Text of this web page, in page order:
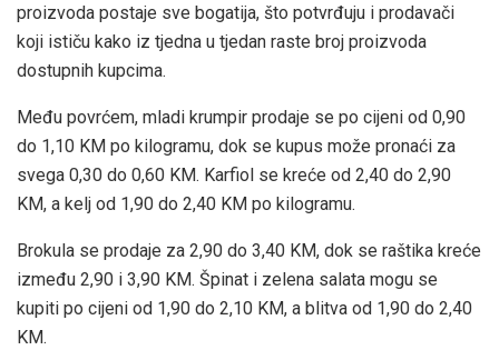
proizvoda postaje sve bogatija, što potvrđuju i prodavači
koji ističu kako iz tjedna u tjedan raste broj proizvoda
dostupnih kupcima.
Među povrćem, mladi krumpir prodaje se po cijeni od 0,90
do 1,10 KM po kilogramu, dok se kupus može pronaći za
svega 0,30 do 0,60 KM. Karfiol se kreće od 2,40 do 2,90
KM, a kelj od 1,90 do 2,40 KM po kilogramu.
Brokula se prodaje za 2,90 do 3,40 KM, dok se raštika kreće
između 2,90 i 3,90 KM. Špinat i zelena salata mogu se
kupiti po cijeni od 1,90 do 2,10 KM, a blitva od 1,90 do 2,40
KM.